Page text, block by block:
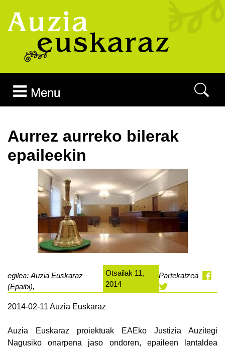
Menu
Aurrez aurreko bilerak
epaileekin
egilea: Auzia Euskaraz
(Epaibi),
Otsailak 11,
2014
Partekatzea
2014-02-11 Auzia Euskaraz
Auzia Euskaraz proiektuak EAEko Justizia Auzitegi
Nagusiko onarpena jaso ondoren, epaileen lantaldea